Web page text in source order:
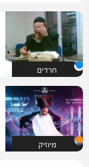
חרדים
מיוזיק